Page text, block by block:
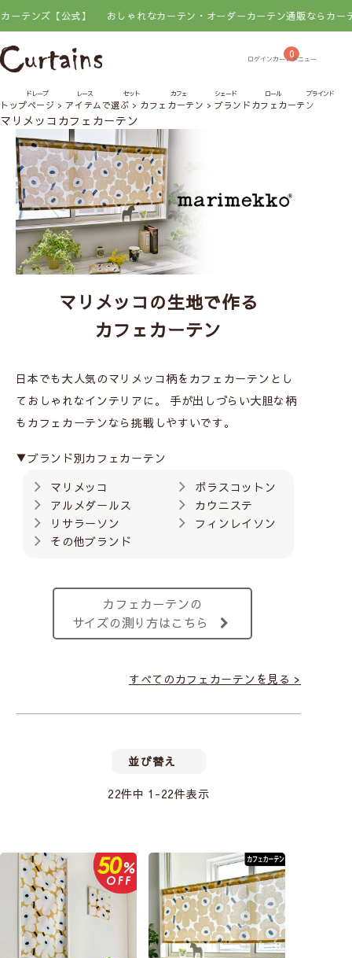
【公式】 おしゃれなカーテン・オーダーカーテン通販ならカーテンズ【
0
ドレープ レース セット カフェ シェード ロール ブラインド
トップページ アイテムで選ぶ カフェカーテン ブランドカフェカーテン
マリメッコカフェカーテン
マリメッコの生地で作る
カフェカーテン
日本でも大人気のマリメッコ柄をカフェカーテンとし
ておしゃれなインテリアに。
手が出しづらい大胆な柄
もカフェカーテンなら挑戦しやすいです。
▼ブランド別カフェカーテン
マリメッコ
ボラスコットン
アルメダールス
カウニステ
リサラーソン
フィンレイソン
その他ブランド
カフェカーテンの
サイズの測り方はこちら
すべてのカフェカーテンを見る >
並び替え
22件中 1 -22件表示